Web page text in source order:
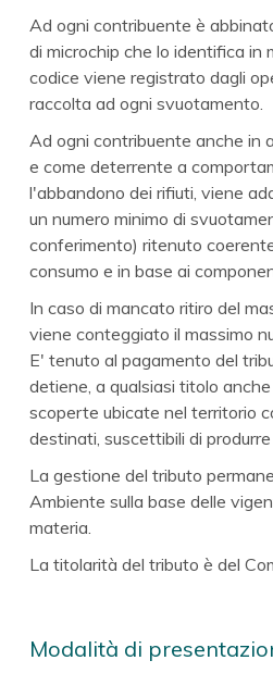
Ad ogni contribuente è
di microchip che lo identifica in
codice viene registrato dagli
raccolta ad ogni svuotamento.
Ad ogni contribuente anche in
e come deterrente a
l'abbandono dei rifiuti, viene
un numero minimo di
conferimento) ritenuto
consumo e in base ai
In caso di mancato ritiro del
viene conteggiato il massimo
E' tenuto al pagamento del
detiene, a qualsiasi titolo
scoperte ubicate nel territorio
destinati, suscettibili di produrre
La gestione del tributo
Ambiente sulla base delle
materia.
La titolarità del tributo è del
Modalità di